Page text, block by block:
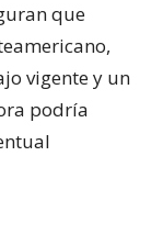
que
vigente y un
podría